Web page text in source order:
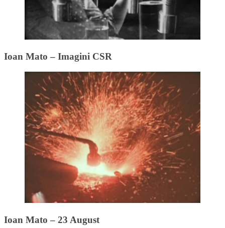
Ioan Mato – Imagini CSR
Ioan Mato – 23 August